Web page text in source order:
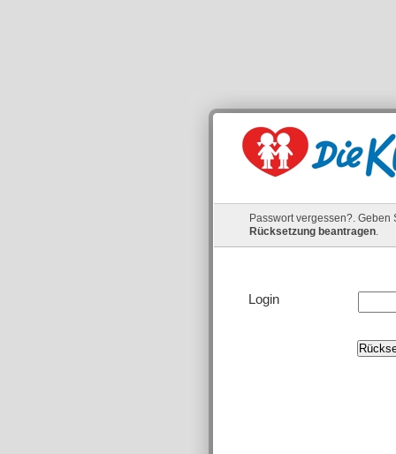
Passwort vergessen?.
Rücksetzung beantragen
Login